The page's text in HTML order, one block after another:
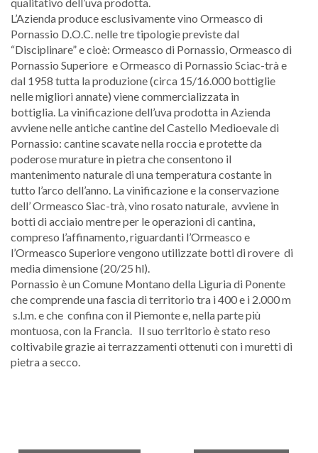
L’Azienda produce esclusivamente vino Ormeasco di
Pornassio D.O.C. nelle tre tipologie previste dal
“Disciplinare” e cioè: Ormeasco di Pornassio, Ormeasco di
Pornassio Superiore e Ormeasco di Pornassio Sciac-trà e
dal 1958 tutta la produzione (circa 15/16.000 bottiglie
nelle migliori annate) viene commercializzata in
bottiglia. La vinificazione dell’uva prodotta in Azienda
avviene nelle antiche cantine del Castello Medioevale di
Pornassio: cantine scavate nella roccia e protette da
poderose murature in pietra che consentono il
mantenimento naturale di una temperatura costante in
tutto l’arco dell’anno. La vinificazione e la conservazione
dell’ Ormeasco Siac-trà, vino rosato naturale, avviene in
botti di acciaio mentre per le operazioni di cantina,
compreso l’affinamento, riguardanti l’Ormeasco e
l’Ormeasco Superiore vengono utilizzate botti di rovere di
media dimensione (20/25 hl).
Pornassio è un Comune Montano della Liguria di Ponente
che comprende una fascia di territorio tra i 400 e i 2.000 m
s.l.m. e che confina con il Piemonte e, nella parte più
montuosa, con la Francia. Il suo territorio è stato reso
coltivabile grazie ai terrazzamenti ottenuti con i muretti di
pietra a secco.